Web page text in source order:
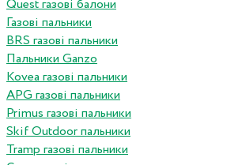
Quest газові балони
Газові пальники
BRS газові пальники
Пальники Ganzo
Kovea газові пальники
APG газові пальники
Primus газові пальники
Skif Outdoor пальники
Tramp газові пальники